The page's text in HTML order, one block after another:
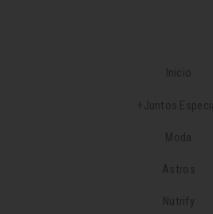
Inicio
+Juntos
Moda
Astros
Nutrify